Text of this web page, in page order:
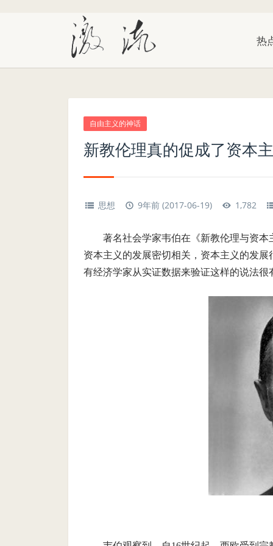
热
自由主义的神话
新教伦理真的促成了资本
思想 9年前 (2017-06-19) 1,782
著名社会学家韦伯在《新教伦理与资
资本主义的发展密切相关，资本主义的发
有经济学家从实证数据来验证这样的说法很